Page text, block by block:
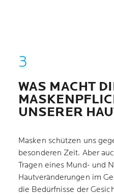
WAS MACHT
UNSERER
Masken schützen uns
besonderen Zeit. Aber
Tragen eines Mund- und
Hautveränderungen im
die Bedürfnisse der